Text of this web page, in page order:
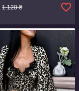
1 120 ₴